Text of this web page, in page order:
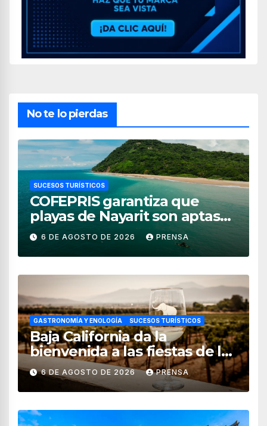
No te lo pierdas
SUCESOS TURÍSTICOS
COFEPRIS garantiza que
playas de Nayarit son aptas
para uso recreativo
6 DE AGOSTO DE 2026 PRENSA
GASTRONOMÍA Y ENOLOGÍA SUCESOS TURÍSTICOS
Baja California da la
bienvenida a las fiestas de la
vendimia 2026
6 DE AGOSTO DE 2026 PRENSA